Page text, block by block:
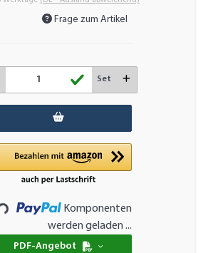
Frage zum Artikel
Set
Loading...
Komponenten
werden geladen ...
PDF-Angebot